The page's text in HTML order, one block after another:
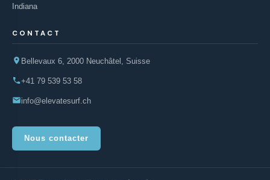
Indiana
CONTACT
Bellevaux 6, 2000 Neuchâtel, Suisse
+41 79 539 53 58
info@elevatesurf.ch
Nous contacter